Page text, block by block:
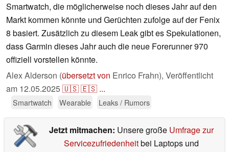
Smartwatch, die möglicherweise noch dieses Jahr auf den
Markt kommen könnte und Gerüchten zufolge auf der Fenix
8 basiert. Zusätzlich zu diesem Leak gibt es Spekulationen,
dass Garmin dieses Jahr auch die neue Forerunner 970
offiziell vorstellen könnte.
Alex Alderson (übersetzt von Enrico Frahn), Veröffentlicht
am 12.05.2025🇺🇸🇪🇸 ...
Smartwatch Wearable Leaks / Rumors
Jetzt mitmachen: Unsere große Umfrage zur
Servicezufriedenheitbei Laptops und